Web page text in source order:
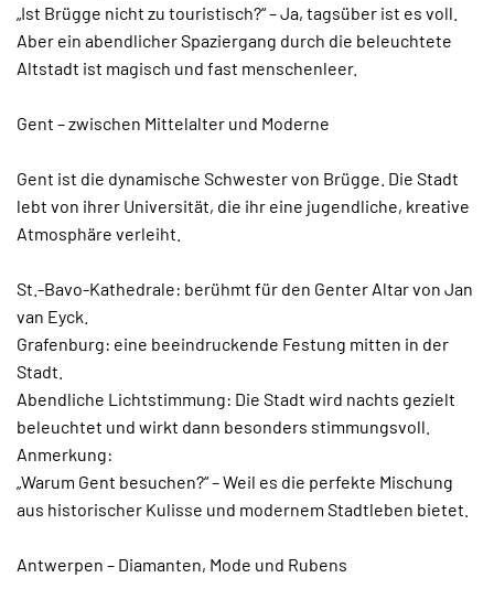
„Ist Brügge nicht zu touristisch?“ – Ja, tagsüber ist es voll.
Aber ein abendlicher Spaziergang durch die beleuchtete
Altstadt ist magisch und fast menschenleer.
Gent – zwischen Mittelalter und Moderne
Gent ist die dynamische Schwester von Brügge. Die Stadt
lebt von ihrer Universität, die ihr eine jugendliche, kreative
Atmosphäre verleiht.
St.-Bavo-Kathedrale: berühmt für den Genter Altar von Jan
van Eyck.
Grafenburg: eine beeindruckende Festung mitten in der
Stadt.
Abendliche Lichtstimmung: Die Stadt wird nachts gezielt
beleuchtet und wirkt dann besonders stimmungsvoll.
Anmerkung:
„Warum Gent besuchen?“ – Weil es die perfekte Mischung
aus historischer Kulisse und modernem Stadtleben bietet.
Antwerpen – Diamanten, Mode und Rubens